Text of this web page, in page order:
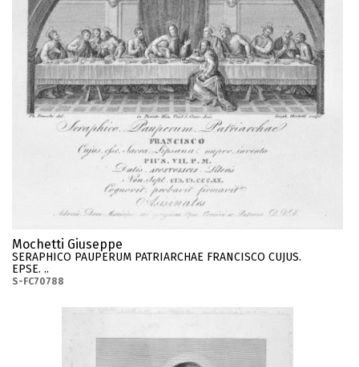
Mochetti Giuseppe
SERAPHICO PAUPERUM PATRIARCHAE FRANCISCO CUJUS.
EPSE. ..
S-FC70788